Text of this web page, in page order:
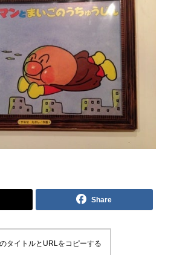
Share
タイトルとURLをコピーする